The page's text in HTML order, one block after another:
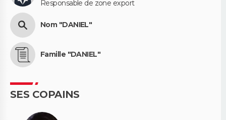
Responsable de zone export
Nom "DANIEL"
Famille "DANIEL"
SES COPAINS